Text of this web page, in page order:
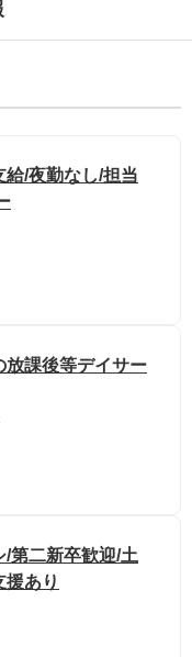
給/夜勤なし/担当
放課後等デイサー
第二新卒歓迎/土
援あり